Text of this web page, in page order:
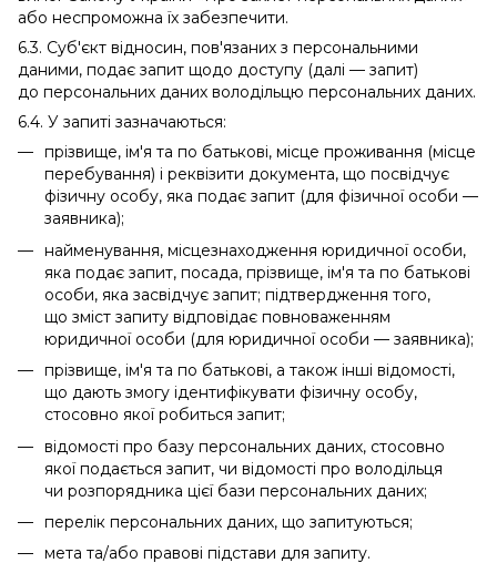
або неспроможна їх забезпечити.
6.3. Суб'єкт відносин, пов'язаних з персональними
даними, подає запит щодо доступу (далі — запит)
до персональних даних володільцю персональних даних.
6.4. У запиті зазначаються:
прізвище, ім'я та по батькові, місце проживання (місце
перебування) і реквізити документа, що посвідчує
фізичну особу, яка подає запит (для фізичної особи —
заявника);
найменування, місцезнаходження юридичної особи,
яка подає запит, посада, прізвище, ім'я та по батькові
особи, яка засвідчує запит; підтвердження того,
що зміст запиту відповідає повноваженням
юридичної особи (для юридичної особи — заявника);
прізвище, ім'я та по батькові, а також інші відомості,
що дають змогу ідентифікувати фізичну особу,
стосовно якої робиться запит;
відомості про базу персональних даних, стосовно
якої подається запит, чи відомості про володільця
чи розпорядника цієї бази персональних даних;
перелік персональних даних, що запитуються;
мета та/або правові підстави для запиту.